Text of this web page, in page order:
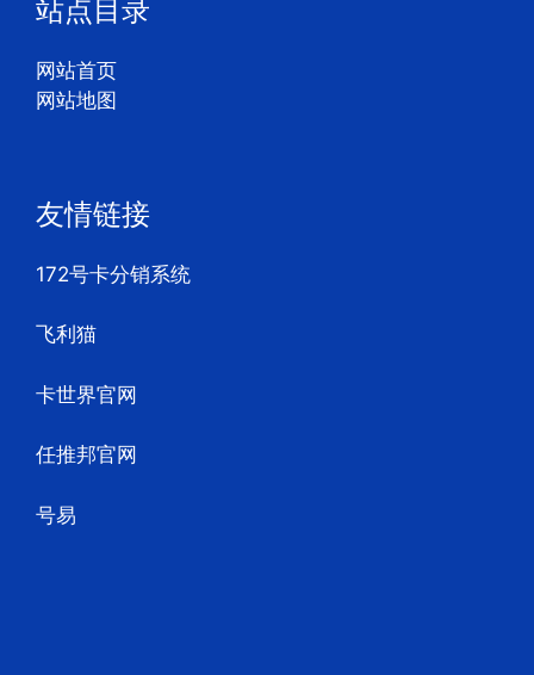
站点目录
网站首页
网站地图
友情链接
172号卡分销系统
飞利猫
卡世界官网
任推邦官网
号易